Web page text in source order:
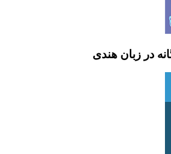
در زبان هندی